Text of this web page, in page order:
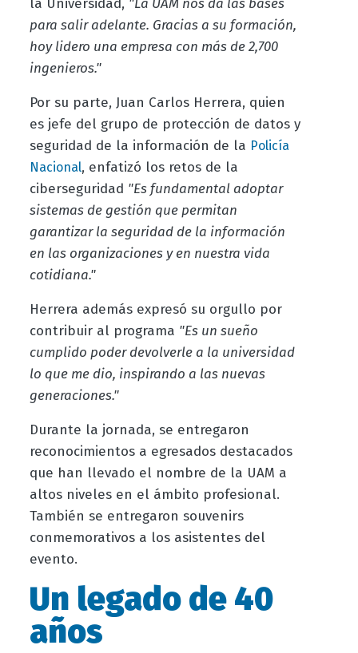
la Universidad, "La UAM nos da las bases
para salir adelante. Gracias a su formación,
hoy lidero una empresa con más de 2,700
ingenieros."
Por su parte, Juan Carlos Herrera, quien
es jefe del grupo de protección de datos y
seguridad de la información de la Policía
Nacional, enfatizó los retos de la
ciberseguridad "Es fundamental adoptar
sistemas de gestión que permitan
garantizar la seguridad de la información
en las organizaciones y en nuestra vida
cotidiana."
Herrera además expresó su orgullo por
contribuir al programa "Es un sueño
cumplido poder devolverle a la universidad
lo que me dio, inspirando a las nuevas
generaciones."
Durante la jornada, se entregaron
reconocimientos a egresados destacados
que han llevado el nombre de la UAM a
altos niveles en el ámbito profesional.
También se entregaron souvenirs
conmemorativos a los asistentes del
evento.
Un legado de 40
años